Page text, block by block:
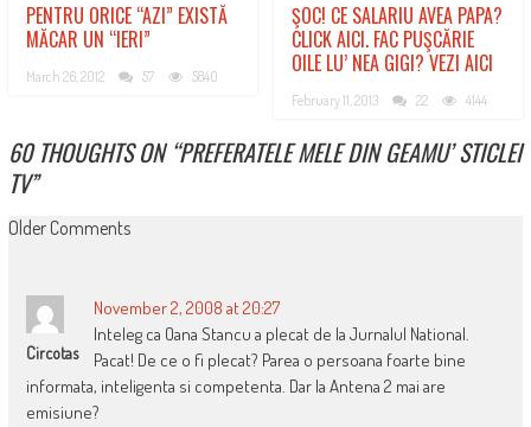
PENTRU ORICE “AZI” EXISTĂ
MĂCAR UN “IERI”
March 26, 2012 57 5840
ŞOC! CE SALARIU AVEA PAPA?
CLICK AICI. FAC PUŞCĂRIE
OILE LU’ NEA GIGI? VEZI AICI
February 11, 2013 22 4144
60 THOUGHTS ON “PREFERATELE MELE DIN GEAMU’ STICLEI
TV”
COMMENT
Older Comments
Circotas
November 2, 2008 at 20:27
Inteleg ca Oana Stancu a plecat de la Jurnalul National.
Pacat! De ce o fi plecat? Parea o persoana foarte bine
informata, inteligenta si competenta. Dar la Antena 2 mai are
emisiune?